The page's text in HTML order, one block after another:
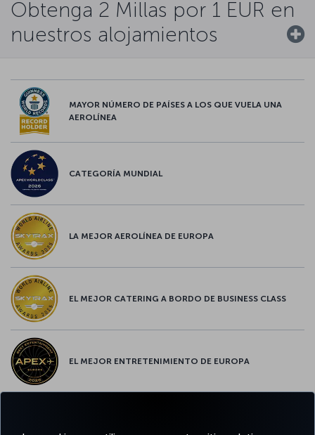
Obtenga 2 Millas por 1 EUR en
nuestros alojamientos
MAYOR NÚMERO DE PAÍSES A LOS QUE VUELA UNA
AEROLÍNEA
CATEGORÍA MUNDIAL
LA MEJOR AEROLÍNEA DE EUROPA
EL MEJOR CATERING A BORDO DE BUSINESS CLASS
EL MEJOR ENTRETENIMIENTO DE EUROPA